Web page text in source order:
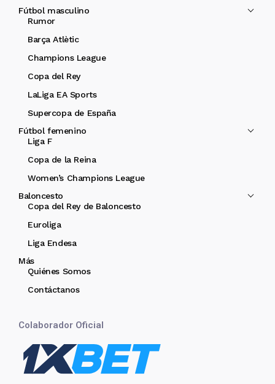
Fútbol masculino
Rumor
Barça Atlètic
Champions League
Copa del Rey
LaLiga EA Sports
Supercopa de España
Fútbol femenino
Liga F
Copa de la Reina
Women’s Champions League
Baloncesto
Copa del Rey de Baloncesto
Euroliga
Liga Endesa
Más
Quiénes Somos
Contáctanos
Colaborador Oficial